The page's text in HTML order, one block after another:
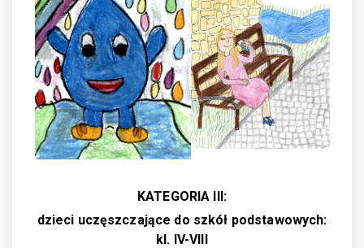
KATEGORIA III:
dzieci uczęszczające do szkół podstawowych:
kl. IV-VIII